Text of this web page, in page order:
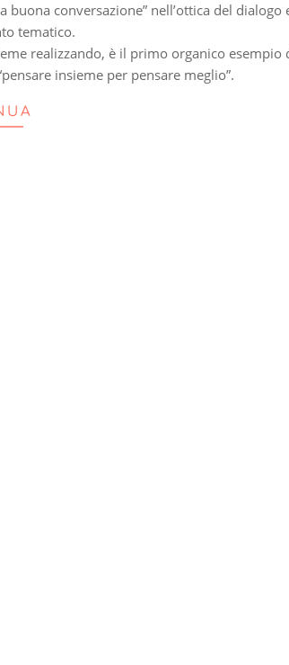
conversazione” nell’ottica del dialogo
tematico.
realizzando, è il primo organico esempio
insieme per pensare meglio”.